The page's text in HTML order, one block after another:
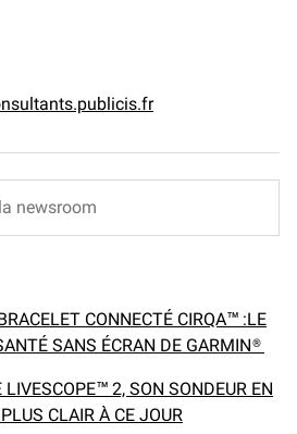
CONNECTÉ CIRQA™ :LE
SANS ÉCRAN DE GARMIN®
2, SON SONDEUR EN
CLAIR À CE JOUR